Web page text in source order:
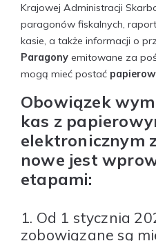
Krajowej Administracji
paragonów fiskalnych,
kasie, a także informacji o
Paragony emitowane za
mogą mieć postać
Obowiązek
kas z
elektronicznym
nowe jest
etapami:
1. Od 1 stycznia
zobowiązane są